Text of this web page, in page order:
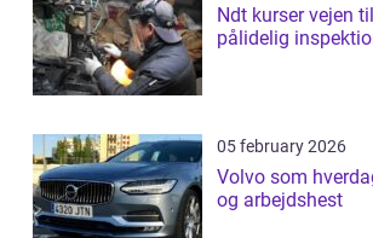
Ndt kurser vejen til sikker og
pålidelig
05 february 2026
Volvo som
og arbejdshest